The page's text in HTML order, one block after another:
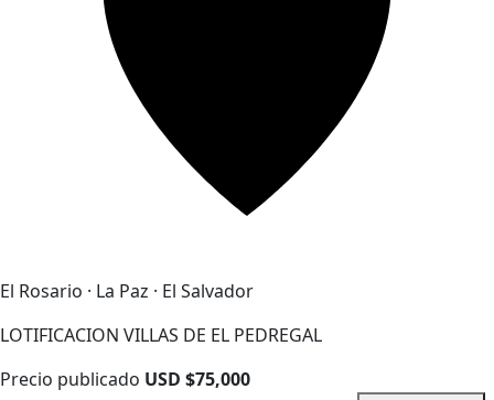
El Rosario · La Paz · El Salvador
LOTIFICACION VILLAS DE EL PEDREGAL
Precio publicado USD $75,000